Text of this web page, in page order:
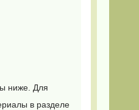
ниже. Для
в разделе